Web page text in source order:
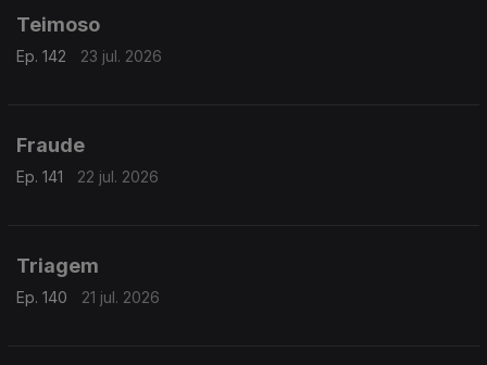
Teimoso
Ep. 142 23 jul. 2026
Fraude
Ep. 141 22 jul. 2026
Triagem
Ep. 140 21 jul. 2026